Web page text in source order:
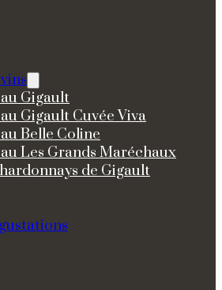
Gigault
Gigault Cuvée Viva
Belle Coline
Les Grands Maréchaux
de Gigault